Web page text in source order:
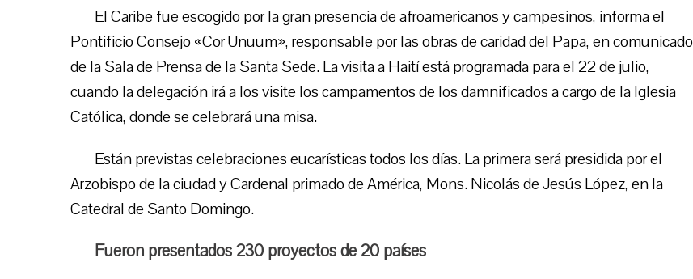
El Caribe fue escogido por la gran presencia de afroamericanos y campesinos, informa el
Pontificio Consejo «Cor Unuum», responsable por las obras de caridad del Papa, en comunicado
de la Sala de Prensa de la Santa Sede. La visita a Haití está programada para el 22 de julio,
cuando la delegación irá a los visite los campamentos de los damnificados a cargo de la Iglesia
Católica, donde se celebrará una misa.
Están previstas celebraciones eucarísticas todos los días. La primera será presidida por el
Arzobispo de la ciudad y Cardenal primado de América, Mons. Nicolás de Jesús López, en la
Catedral de Santo Domingo.
Fueron presentados 230 proyectos de 20 países